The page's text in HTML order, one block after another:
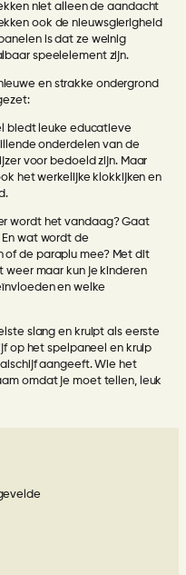
niet alleen de aandacht
ook de nieuwsgierigheid
is dat ze weinig
speelelement zijn.
en strakke ondergrond
biedt leuke educatieve
onderdelen van de
voor bedoeld zijn. Maar
het werkelijke klokkijken en
wordt het vandaag? Gaat
wat wordt de
of de paraplu mee? Met dit
maar kun je kinderen
en welke
slang en kruipt als eerste
op het spelpaneel en kruip
aangeeft. Wie het
omdat je moet tellen, leuk